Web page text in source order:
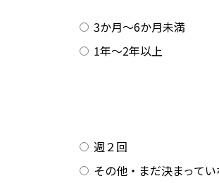
3か月～6か月未満
1年～2年以上
週２回
その他・まだ決まって